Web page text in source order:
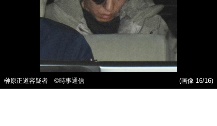
榊原正道容疑者 ©時事通信 (画像 16/16)